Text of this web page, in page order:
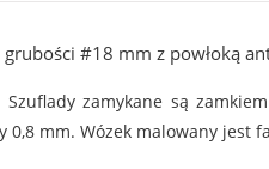
#18 mm z powłoką
zamykane są
0,8 mm. Wózek malowany